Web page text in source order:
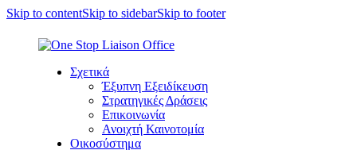
Skip to contentSkip to sidebarSkip to footer
Σχετικά
Έξυπνη Εξειδίκευση
Στρατηγικές Δράσεις
Επικοινωνία
Ανοιχτή Καινοτομία
Οικοσύστημα